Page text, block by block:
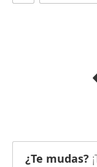
¿Te mudas?